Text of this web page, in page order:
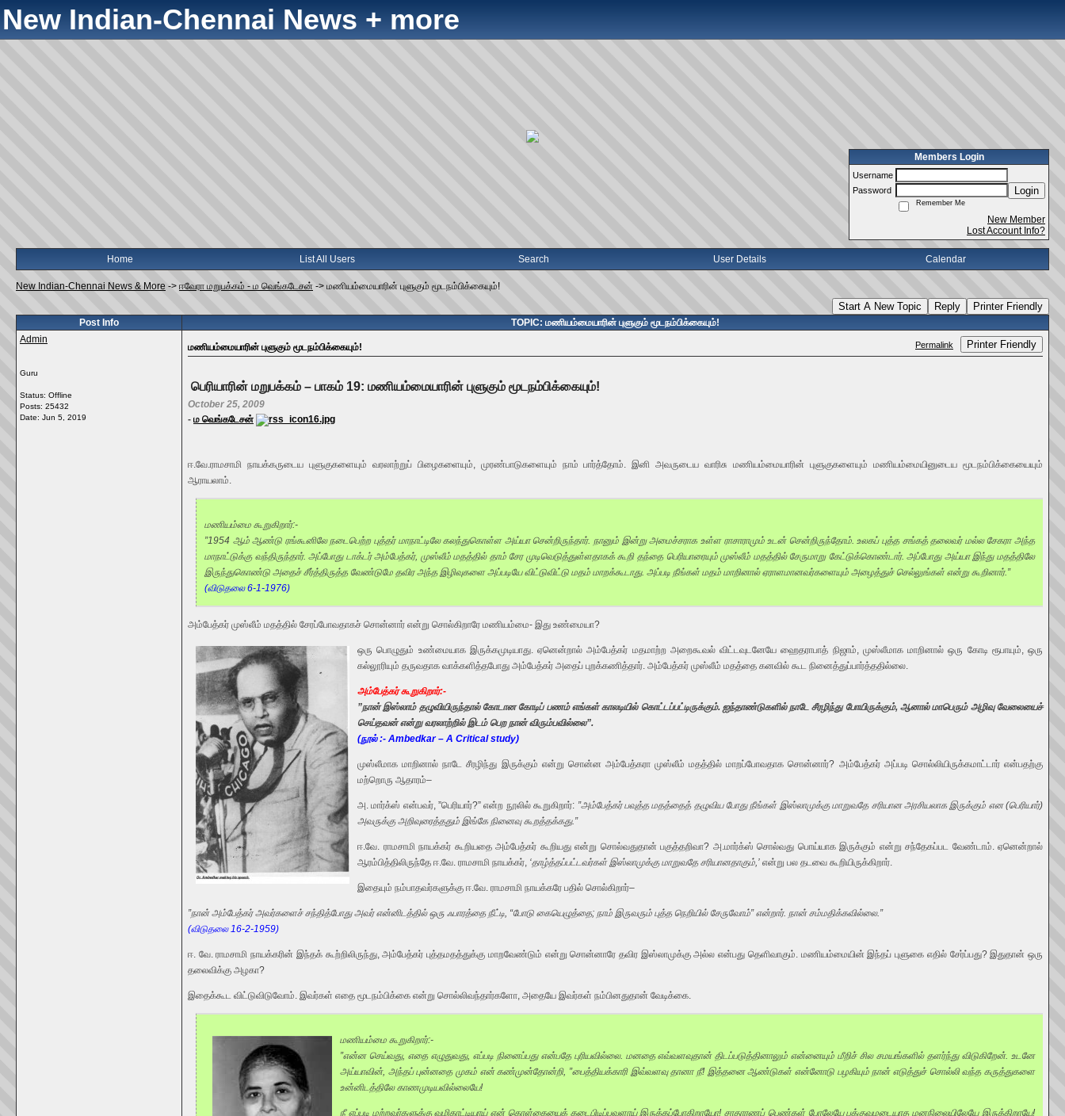
New Indian-Chennai News + more
Members Login
Username
Password
Login
Remember Me
New Member
Lost Account Info?
Home List All Users Search User Details Calendar
New Indian-Chennai News & More -> ஈவேரா மறுபக்கம் - ம வெங்கடேசன் -> மணியம்மையாரின் புளுகும் மூடநம்பிக்கையும்!
Start A New Topic Reply Printer Friendly
Post Info
TOPIC: மணியம்மையாரின் புளுகும் மூடநம்பிக்கையும்!
Admin
Guru
Status: Offline
Posts: 25432
Date: Jun 5, 2019
மணியம்மையாரின் புளுகும் மூடநம்பிக்கையும்! Permalink Printer Friendly
பெரியாரின் மறுபக்கம் – பாகம் 19: மணியம்மையாரின் புளுகும் மூடநம்பிக்கையும்!
October 25, 2009
- ம வெங்கடேசன்
ஈ.வே.ராமசாமி நாயக்கருடைய புளுகுகளையும் வரலாற்றுப் பிழைகளையும், முரண்பாடுகளையும் நாம் பார்த்தோம். இனி அவருடைய வாரிசு மணியம்மையாரின் புளுகுகளையும் மணியம்மையினுடைய மூடநம்பிக்கையையும்
ஆராயலாம்.
மணியம்மை கூறுகிறார்:-
”1954 ஆம் ஆண்டு ரங்கூனிலே நடைபெற்ற புத்தர் மாநாட்டிலே கலந்துகொள்ள அய்யா சென்றிருந்தார். நானும் இன்று அமைச்சராக உள்ள ராசாராமும் உடன் சென்றிருந்தோம். உலகப் புத்த சங்கத் தலைவர் மல்ல சேகரா அந்த
மாநாட்டுக்கு வந்திருந்தார். அப்போது டாக்டர் அம்பேத்கர், முஸ்லீம் மதத்தில் தாம் சேர முடிவெடுத்துள்ளதாகக் கூறி தந்தை பெரியாரையும் முஸ்லீம் மதத்தில் சேருமாறு கேட்டுக்கொண்டார். அப்போது அய்யா இந்து மதத்திலே
இருந்துகொண்டு அதைச் சீர்த்திருத்த வேண்டுமே தவிர அந்த இழிவுகளை அப்படியே விட்டுவிட்டு மதம் மாறக்கூடாது. அப்படி நீங்கள் மதம் மாறினால் ஏராளமானவர்களையும் அழைத்துச் செல்லுங்கள் என்று கூறினார்.”
(விடுதலை 6-1-1976)
அம்பேத்கர் முஸ்லீம் மதத்தில் சேரப்போவதாகச் சொன்னார் என்று சொல்கிறாரே மணியம்மை- இது உண்மையா?
ஒரு பொழுதும் உண்மையாக இருக்கமுடியாது. ஏனென்றால் அம்பேத்கர் மதமாற்ற அறைகூவல் விட்டவுடனேயே ஹைதராபாத் நிஜாம், முஸ்லீமாக மாறினால் ஒரு கோடி ரூபாயும், ஒரு
கல்லூரியும் தருவதாக வாக்களித்தபோது அம்பேத்கர் அதைப் புறக்கணித்தார். அம்பேத்கர் முஸ்லீம் மதத்தை கனவில் கூட நினைத்துப்பார்த்ததில்லை.
அம்பேத்கர் கூறுகிறார்:-
”நான் இஸ்லாம் தழுவியிருந்தால் கோடான கோடிப் பணம் எங்கள் காலடியில் கொட்டப்பட்டிருக்கும். ஐந்தாண்டுகளில் நாடே சீரழிந்து போயிருக்கும், ஆனால் மாபெரும் அழிவு வேலையைச்
செய்தவன் என்று வரலாற்றில் இடம் பெற நான் விரும்பவில்லை”.
(நூல் :- Ambedkar – A Critical study)
முஸ்லீமாக மாறினால் நாடே சீரழிந்து இருக்கும் என்று சொன்ன அம்பேத்கரா முஸ்லீம் மதத்தில் மாறப்போவதாக சொன்னார்? அம்பேத்கர் அப்படி சொல்லியிருக்கமாட்டார் என்பதற்கு
மற்றொரு ஆதாரம்–
அ. மார்க்ஸ் என்பவர், ”பெரியார்?” என்ற நூலில் கூறுகிறார்: ”அம்பேத்கர் பவுத்த மதத்தைத் தழுவிய போது நீங்கள் இஸ்லாமுக்கு மாறுவதே சரியான அரசியலாக இருக்கும் என (பெரியார்)
அவருக்கு அறிவுரைத்ததும் இங்கே நினைவு கூறத்தக்கது.”
ஈ.வே. ராமசாமி நாயக்கர் கூறியதை அம்பேத்கர் கூறியது என்று சொல்வதுதான் பகுத்தறிவா? அ.மார்க்ஸ் சொல்வது பொய்யாக இருக்கும் என்று சந்தேகப்பட வேண்டாம். ஏனென்றால்
ஆரம்பித்திலிருந்தே ஈ.வே. ராமசாமி நாயக்கர், ‘தாழ்த்தப்பட்டவர்கள் இஸ்லாமுக்கு மாறுவதே சரியானதாகும்,’ என்று பல தடவை கூறியிருக்கிறார்.
இதையும் நம்பாதவர்களுக்கு ஈ.வே. ராமசாமி நாயக்கரே பதில் சொல்கிறார்–
”நான் அம்பேத்கர் அவர்களைச் சந்தித்போது அவர் என்னிடத்தில் ஒரு ஃபாரத்தை நீட்டி, “போடு கையெழுத்தை; நாம் இருவரும் புத்த நெறியில் சேருவோம்” என்றார். நான் சம்மதிக்கவில்லை.”
(விடுதலை 16-2-1959)
ஈ. வே. ராமசாமி நாயக்கரின் இந்தக் கூற்றிலிருந்து, அம்பேத்கர் புத்தமதத்துக்கு மாறவேண்டும் என்று சொன்னாரே தவிர இஸ்லாமுக்கு அல்ல என்பது தெளிவாகும். மணியம்மையின் இந்தப் புளுகை எதில் சேர்ப்பது? இதுதான் ஒரு
தலைவிக்கு அழகா?
இதைக்கூட விட்டுவிடுவோம். இவர்கள் எதை மூடநம்பிக்கை என்று சொல்லிவந்தார்களோ, அதையே இவர்கள் நம்பினதுதான் வேடிக்கை.
மணியம்மை கூறுகிறார்:-
”என்ன செய்வது, எதை எழுதுவது, எப்படி நினைப்பது என்பதே புரியவில்லை. மனதை எவ்வளவுதான் திடப்படுத்தினாலும் என்னையும் மீறிச் சில சமயங்களில் தளர்ந்து விடுகிறேன். உடனே
அய்யாவின், அந்தப் புன்னதை முகம் என் கண்முன்தோன்றி, ”பைத்தியக்காரி இவ்வளவு தானா நீ! இத்தனை ஆண்டுகள் என்னோடு பழகியும் நான் எடுத்துச் சொல்லி வந்த கருத்துகளை
உன்னிடத்திலே காணமுடியவில்லையே!
நீ எப்படி மற்றவர்களுக்கு வழிகாட்டியாய் என் கொள்கையைக் கடைபிடிப்பவளாய் இருக்கப்போகிறாயோ! சாதாரணப் பெண்கள் போலேயே பக்குவமடையாத மனநிலையிலேயே இருக்கிறாயே!